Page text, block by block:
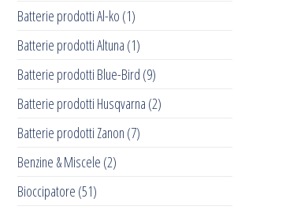
Batterie prodotti Al-ko (1)
Batterie prodotti Altuna (1)
Batterie prodotti Blue-Bird (9)
Batterie prodotti Husqvarna (2)
Batterie prodotti Zanon (7)
Benzine & Miscele (2)
Bioccipatore (51)